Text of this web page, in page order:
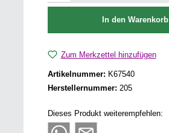
In den Warenkorb
Zum Merkzettel hinzufügen
Artikelnummer: K67540
Herstellernummer: 205
Dieses Produkt weiterempfehlen: